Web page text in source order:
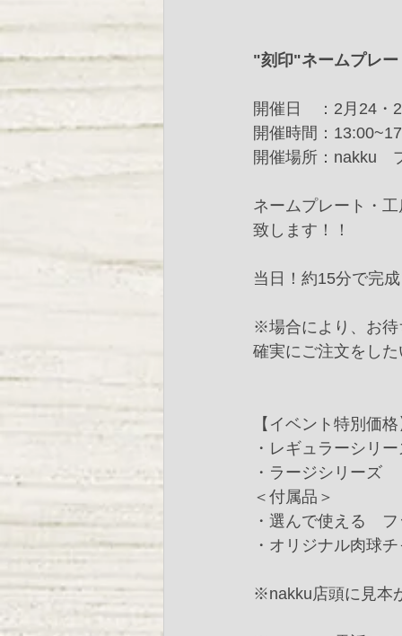
"刻印"ネームプレ
開催日　：2月24・
開催時間：
開催場所：nakku　
ネームプレート・
致します！！
当日！約15分で完
※場合により、お待
確実にご注文をし
【イベント特別価
・レギュラーシリ
・ラージシリーズ
＜付属品＞
・選んで使える　
・オリジナル肉球
※nakku店頭に見本